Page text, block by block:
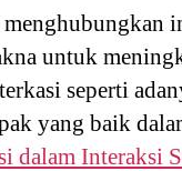
untuk
seperti
yang baik
dalam Interaksi